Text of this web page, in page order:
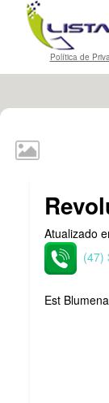
Política de
BUSCA POR
LOGIN
Atualizado
(47)
Est